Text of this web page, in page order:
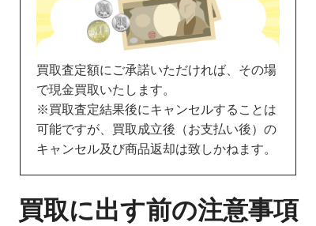
買取査定額にご承諾いただければ、その場
で現金買取いたします。
※買取査定結果後にキャンセルすることは
可能ですが、買取成立後（お支払い後）の
キャンセル及び商品返却は致しかねます。
買取に出す前の注意事項